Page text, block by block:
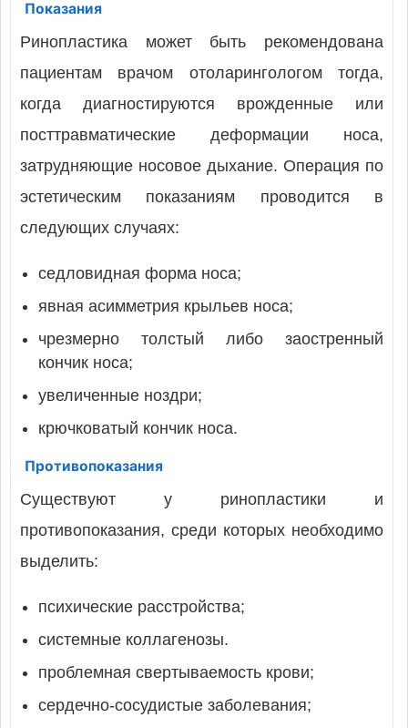
Показания
Ринопластика может быть рекомендована
пациентам врачом отоларингологом тогда,
когда диагностируются врожденные или
посттравматические деформации носа,
затрудняющие носовое дыхание. Операция по
эстетическим показаниям проводится в
следующих случаях:
седловидная форма носа;
явная асимметрия крыльев носа;
чрезмерно толстый либо заостренный
кончик носа;
увеличенные ноздри;
крючковатый кончик носа.
Противопоказания
Существуют у ринопластики и
противопоказания, среди которых необходимо
выделить:
психические расстройства;
системные коллагенозы.
проблемная свертываемость крови;
сердечно-сосудистые заболевания;